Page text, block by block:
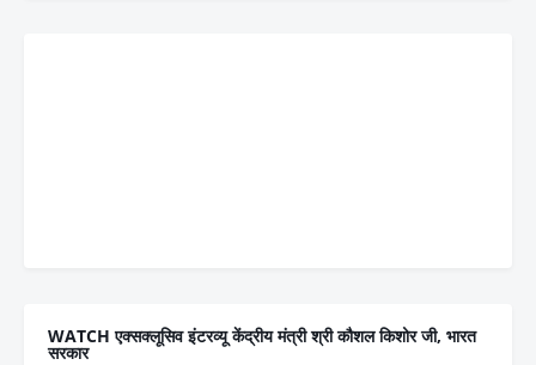
WATCH एक्सक्लूसिव इंटरव्यू केंद्रीय मंत्री श्री कौशल किशोर जी, भारत
सरकार